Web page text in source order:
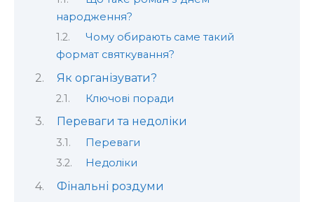
народження?
Чому обирають саме такий
формат святкування?
Як організувати?
Ключові поради
Переваги та недоліки
Переваги
Недоліки
Фінальні роздуми